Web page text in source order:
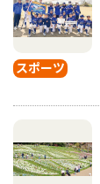
スポーツ